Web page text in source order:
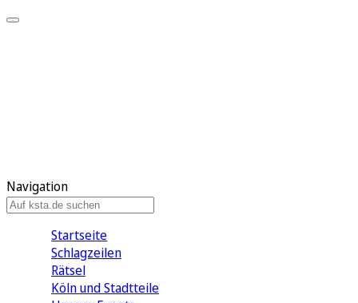
Navigation
Startseite
Schlagzeilen
Rätsel
Köln und Stadtteile